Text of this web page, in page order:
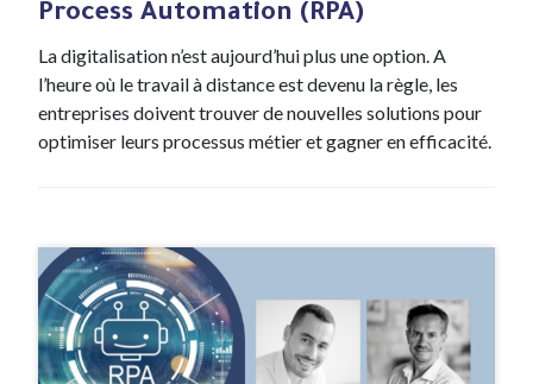
Process Automation (RPA)
La digitalisation n’est aujourd’hui plus une option. A
l’heure où le travail à distance est devenu la règle, les
entreprises doivent trouver de nouvelles solutions pour
optimiser leurs processus métier et gagner en efficacité.